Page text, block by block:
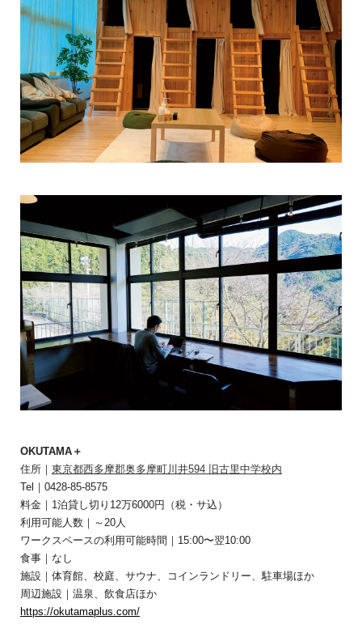
OKUTAMA＋
住所｜ 東京都西多摩郡奥多摩町川井594 旧古里中学校内
Tel｜0428-85-8575
料金｜1泊貸し切り12万6000円（税・サ込）
利用可能人数｜～20人
ワークスペースの利用可能時間｜15:00〜翌10:00
食事｜なし
施設｜体育館、校庭、サウナ、コインランドリー、駐車場ほか
周辺施設｜温泉、飲食店ほか
https://okutamaplus.com/